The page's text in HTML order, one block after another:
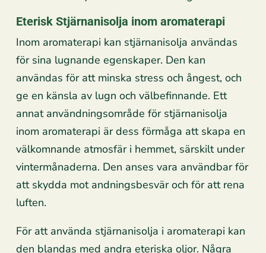
Eterisk Stjärnanisolja inom aromaterapi
Inom aromaterapi kan stjärnanisolja användas
för sina lugnande egenskaper. Den kan
användas för att minska stress och ångest, och
ge en känsla av lugn och välbefinnande. Ett
annat användningsområde för stjärnanisolja
inom aromaterapi är dess förmåga att skapa en
välkomnande atmosfär i hemmet, särskilt under
vintermånaderna. Den anses vara användbar för
att skydda mot andningsbesvär och för att rena
luften​​.
För att använda stjärnanisolja i aromaterapi kan
den blandas med andra eteriska oljor. Några